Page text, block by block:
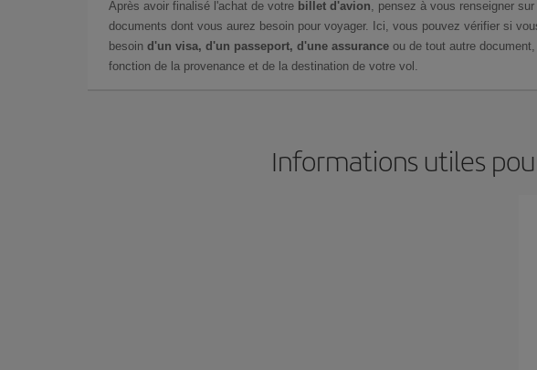
Après avoir finalisé l'achat de votre billet d'avion , pensez à vous renseigner sur
documents dont vous aurez besoin pour voyager. Ici, vous pouvez vérifier si
besoin d'un visa, d'un passeport, d'une assurance ou de tout autre
fonction de la provenance et de la destination de votre vol.
Informations utiles